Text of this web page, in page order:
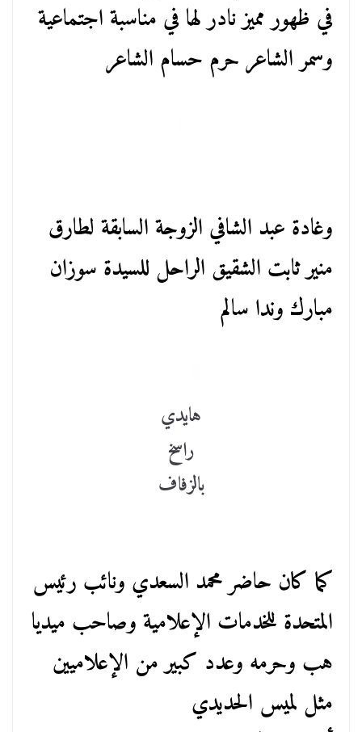
في ظهور مميز نادر لها في مناسبة اجتماعية
وسمر الشاعر حرم حسام الشاعر
وغادة عبد الشافي الزوجة السابقة لطارق
منير ثابت الشقيق الراحل للسيدة سوزان
مبارك وندا سالم
هايدي
راسخ
بالزفاف
كما كان حاضر محمد السعدي ونائب رئيس
المتحدة للخدمات الإعلامية وصاحب ميديا
هب وحرمه وعدد كبير من الإعلاميين
مثل لميس الحديدي